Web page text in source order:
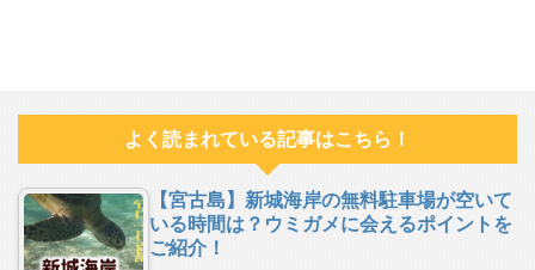
よく読まれている記事はこちら！
【宮古島】新城海岸の無料駐車場が空いて
いる時間は？ウミガメに会えるポイントを
ご紹介！